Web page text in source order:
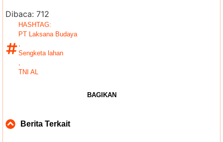
Dibaca: 712
HASHTAG:
PT Laksana Budaya
,
Sengketa lahan
,
TNI AL
BAGIKAN
Berita Terkait